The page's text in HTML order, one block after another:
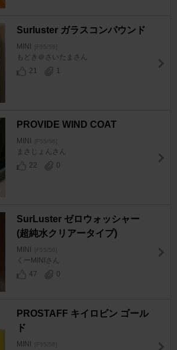
Surluster ガラスコンパウンド
MINI [F55/56]
もどき＠さいたまさん
21
1
PROVIDE WIND COAT
MINI [F55/56]
まさじょんさん
22
0
SurLuster ゼロウォッシャー
(超純水クリアータイプ)
MINI [F55/56]
くーMINIさん
47
0
PROSTAFF キイロビン ゴール
ド
MINI [F55/56]